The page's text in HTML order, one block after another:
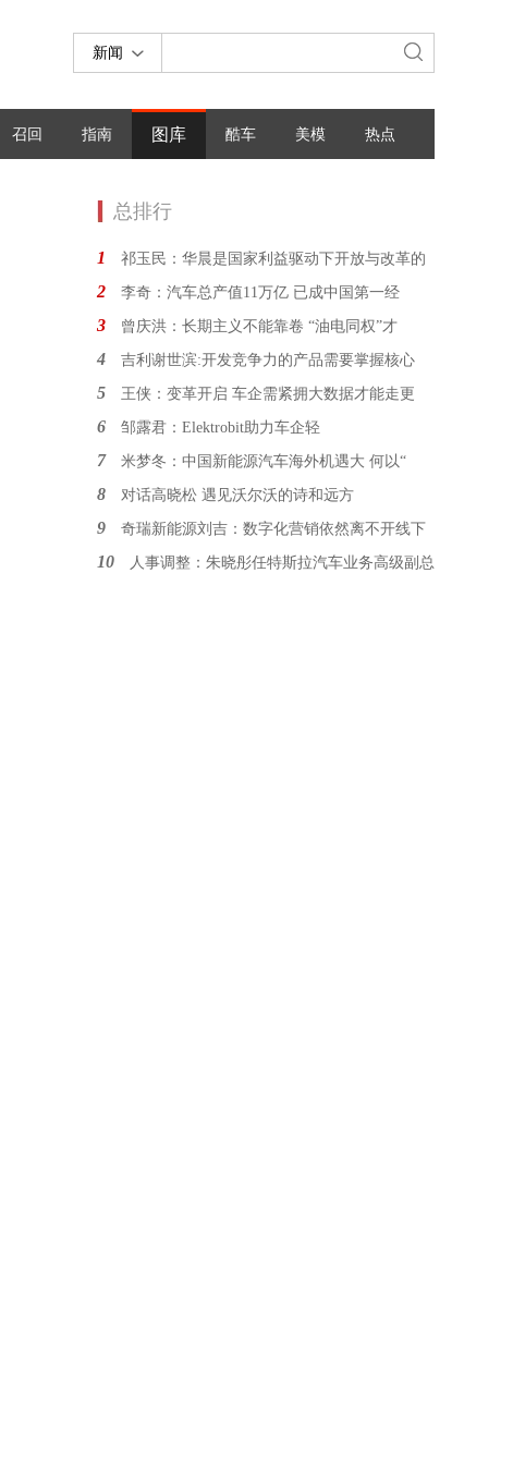
新闻
召回 指南 图库 酷车 美模 热点
总排行
1 祁玉民：华晨是国家利益驱动下开放与改革的
2 李奇：汽车总产值11万亿 已成中国第一经
3 曾庆洪：长期主义不能靠卷 “油电同权”才
4 吉利谢世滨:开发竞争力的产品需要掌握核心
5 王侠：变革开启 车企需紧拥大数据才能走更
6 邹露君：Elektrobit助力车企轻
7 米梦冬：中国新能源汽车海外机遇大 何以“
8 对话高晓松 遇见沃尔沃的诗和远方
9 奇瑞新能源刘吉：数字化营销依然离不开线下
10 人事调整：朱晓彤任特斯拉汽车业务高级副总